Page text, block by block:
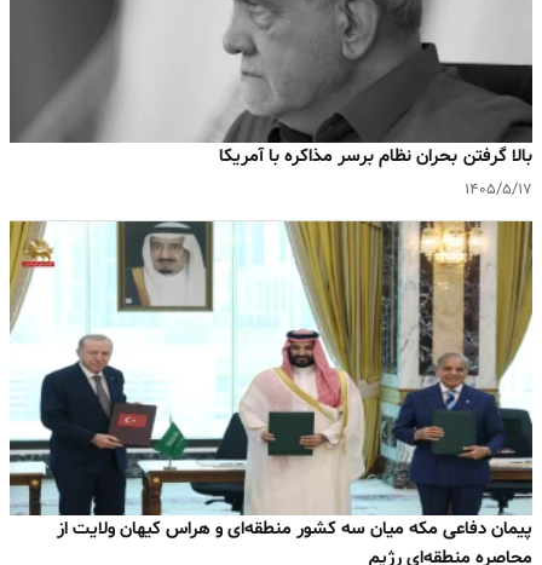
بالا گرفتن بحران نظام برسر مذاکره با آمریکا
۱۴۰۵/۵/۱۷
پیمان دفاعی مکه میان سه کشور منطقه‌ای و هراس کیهان ولایت از
محاصره منطقه‌ای رژیم